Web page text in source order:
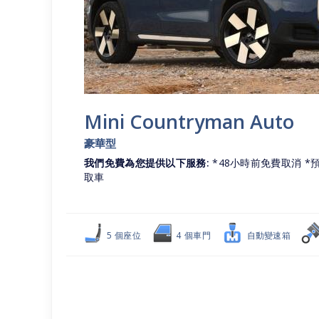
Mini Countryman Auto
豪華型
我們免費為您提供以下服務: *48小時前免費取消 *
取車
5 個座位 4 個車門 自動變速箱